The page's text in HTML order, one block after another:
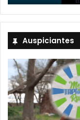
Auspiciantes